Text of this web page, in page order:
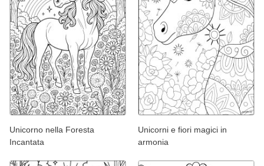
Unicorno nella Foresta
Incantata
Unicorni e fiori magici in
armonia